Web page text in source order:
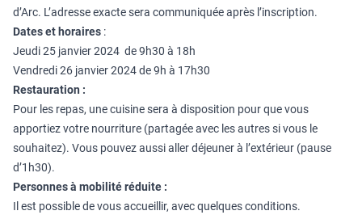
d’Arc. L’adresse exacte sera communiquée après l’inscription.
Dates et horaires :
Jeudi 25 janvier 2024 de 9h30 à 18h
Vendredi 26 janvier 2024 de 9h à 17h30
Restauration :
Pour les repas, une cuisine sera à disposition pour que vous
apportiez votre nourriture (partagée avec les autres si vous le
souhaitez). Vous pouvez aussi aller déjeuner à l’extérieur (pause
d’1h30).
Personnes à mobilité réduite :
Il est possible de vous accueillir, avec quelques conditions.